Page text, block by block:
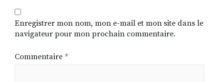
Enregistrer mon nom, mon e-mail et mon site dans le
navigateur pour mon prochain commentaire.
Commentaire *